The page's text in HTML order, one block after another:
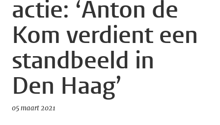
actie: ‘Anton de
Kom verdient een
standbeeld in
Den Haag’
05 maart 2021